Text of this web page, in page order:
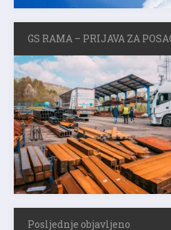
GS RAMA – PRIJAVA ZA
Posljednje objavljeno